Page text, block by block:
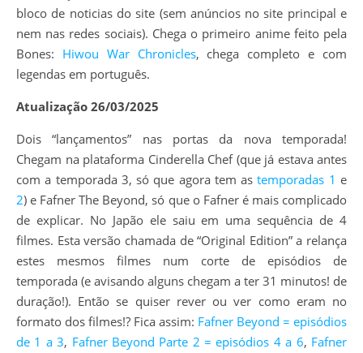
bloco de noticias do site (sem anúncios no site principal e
nem nas redes sociais). Chega o primeiro anime feito pela
Bones: Hiwou War Chronicles, chega completo e com
legendas em português.
Atualização 26/03/2025
Dois “lançamentos” nas portas da nova temporada!
Chegam na plataforma Cinderella Chef (que já estava antes
com a temporada 3, só que agora tem astemporadas 1 e
2) e Fafner The Beyond, só que o Fafner é mais complicado
de explicar. No Japão ele saiu em uma sequência de 4
filmes. Esta versão chamada de “Original Edition” a relança
estes mesmos filmes num corte de episódios de
temporada (e avisando alguns chegam a ter 31 minutos! de
duração!). Então se quiser rever ou ver como eram no
formato dos filmes!? Fica assim: Fafner Beyond = episódios
de 1 a 3, Fafner Beyond Parte 2 = episódios 4 a 6, Fafner